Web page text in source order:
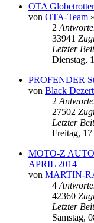
OTA
von OTA-Team
2
33941
Letzter
Dienstag,
PROFENDER
von Black
2
27502
Letzter
Freitag,
MOTO-Z
APRIL 2014
von MARTIN-
4
42360
Letzter
Samstag,